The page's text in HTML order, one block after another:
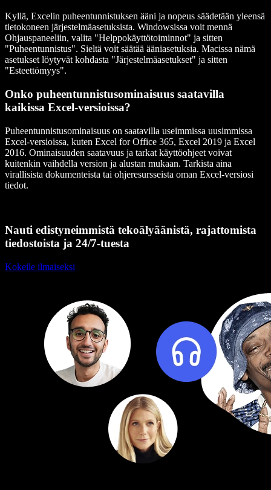
Kyllä, Excelin puheentunnistuksen ääni ja nopeus säädetään yleensä
tietokoneen järjestelmäasetuksista. Windowsissa voit mennä
Ohjauspaneeliin, valita "Helppokäyttötoiminnot" ja sitten
"Puheentunnistus". Sieltä voit säätää ääniasetuksia. Macissa nämä
asetukset löytyvät kohdasta "Järjestelmäasetukset" ja sitten
"Esteettömyys".
Onko puheentunnistusominaisuus saatavilla
kaikissa Excel-versioissa?
Puheentunnistusominaisuus on saatavilla useimmissa uusimmissa
Excel-versioissa, kuten Excel for Office 365, Excel 2019 ja Excel
2016. Ominaisuuden saatavuus ja tarkat käyttöohjeet voivat
kuitenkin vaihdella version ja alustan mukaan. Tarkista aina
virallisista dokumenteista tai ohjeresursseista oman Excel-versiosi
tiedot.
Nauti edistyneimmistä tekoälyäänistä, rajattomista
tiedostoista ja 24/7-tuesta
Kokeile ilmaiseksi